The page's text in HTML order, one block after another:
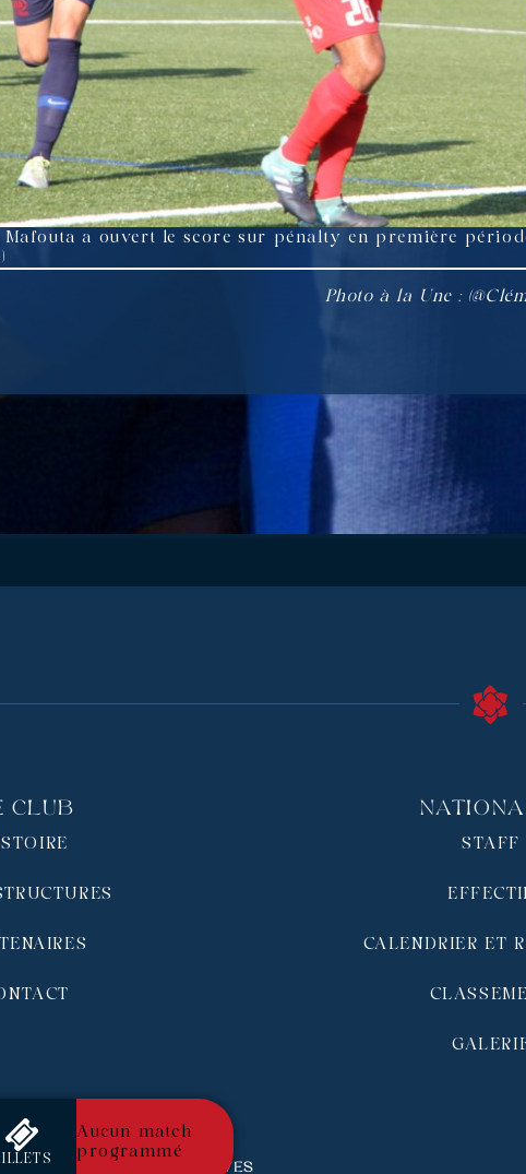
Aucun match
programmé
Mafouta a ouvert le score sur pénalty en première
Photo à la Une :
Club
STAFF
CALENDRIER ET
- Tous droits réservés